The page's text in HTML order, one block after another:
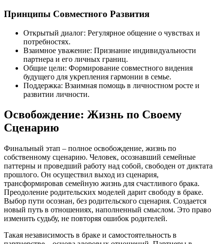
Принципы Совместного Развития
Открытый диалог: Регулярное общение о чувствах и
потребностях.
Взаимное уважение: Признание индивидуальности
партнера и его личных границ.
Общие цели: Формирование совместного видения
будущего для укрепления гармонии в семье.
Поддержка: Взаимная помощь в личностном росте и
развитии личности.
Освобождение: Жизнь по Своему
Сценарию
Финальный этап – полное освобождение, жизнь по
собственному сценарию. Человек, осознавший семейные
паттерны и проведший работу над собой, свободен от диктата
прошлого. Он осуществил выход из сценария,
трансформировав семейную жизнь для счастливого брака.
Преодоление родительских моделей дарит свободу в браке.
Выбор пути осознан, без родительского сценария. Создается
новый путь в отношениях, наполненный смыслом. Это право
изменить судьбу, не повторяя ошибок родителей.
Такая независимость в браке и самостоятельность в